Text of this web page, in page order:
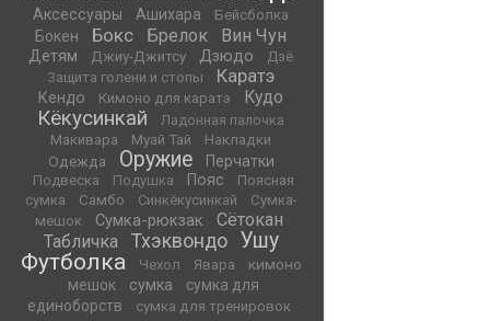
Аксессуары Ашихара Бейсболка
Бокен Бокс Брелок Вин Чун
Детям Джиу-Джитсу Дзюдо
Дзё
Защита голени и стопы
Каратэ
Кендо Кимоно для каратэ Кудо
Кёкусинкай
Ладонная палочка
Макивара
Муай Тай Накладки
Одежда Оружие Перчатки
Подвеска Подушка Пояс
Поясная
сумка
Самбо Синкёкусинкай
Сумка-
мешок
Сумка-рюкзак
Сётокан
Табличка
Тхэквондо Ушу
Футболка Чехол Явара
кимоно
мешок
сумка
сумка для
единоборств
сумка для тренировок